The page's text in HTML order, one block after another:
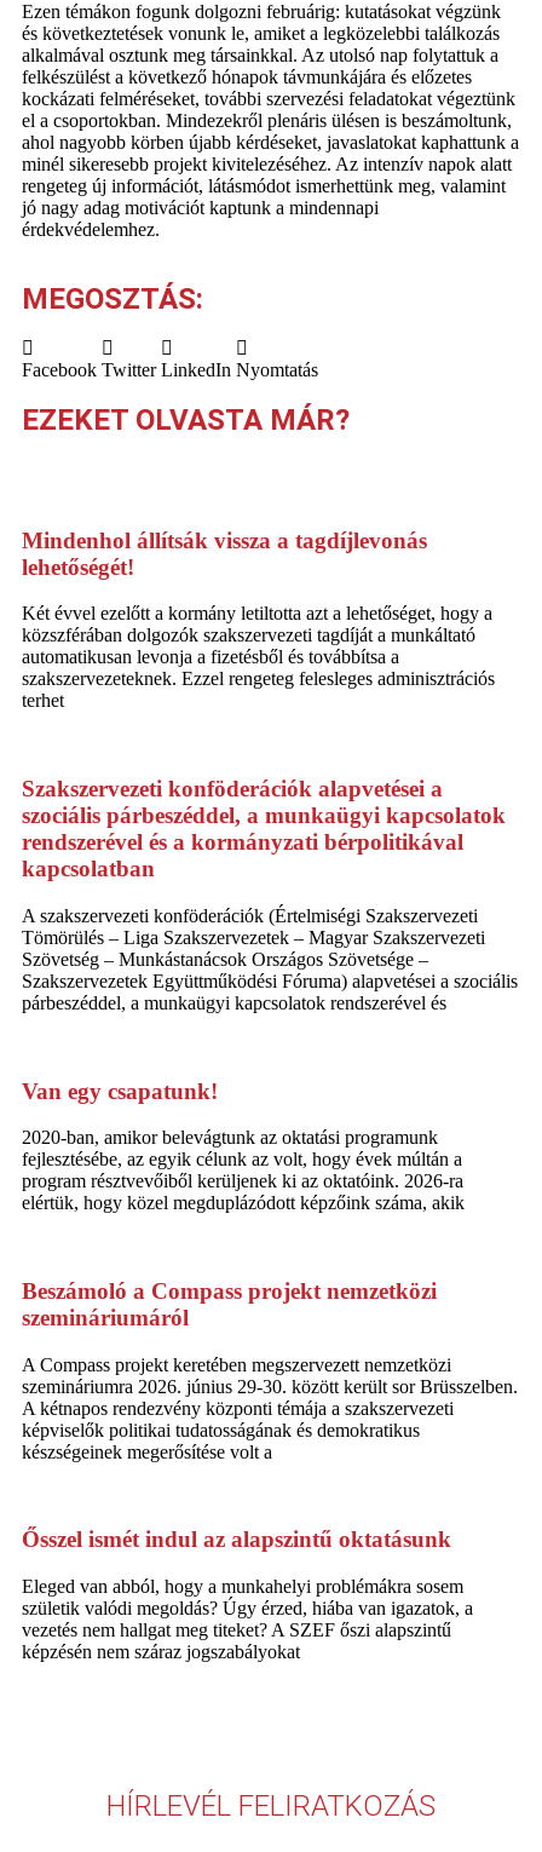
Ezen témákon fogunk dolgozni februárig: kutatásokat végzünk
és következtetések vonunk le, amiket a legközelebbi találkozás
alkalmával osztunk meg társainkkal. Az utolsó nap folytattuk a
felkészülést a következő hónapok távmunkájára és előzetes
kockázati felméréseket, további szervezési feladatokat végeztünk
el a csoportokban. Mindezekről plenáris ülésen is beszámoltunk,
ahol nagyobb körben újabb kérdéseket, javaslatokat kaphattunk a
minél sikeresebb projekt kivitelezéséhez. Az intenzív napok alatt
rengeteg új információt, látásmódot ismerhettünk meg, valamint
jó nagy adag motivációt kaptunk a mindennapi
érdekvédelemhez.
MEGOSZTÁS:
Facebook Twitter LinkedIn Nyomtatás
EZEKET OLVASTA MÁR?
Mindenhol állítsák vissza a tagdíjlevonás
lehetőségét!
Két évvel ezelőtt a kormány letiltotta azt a lehetőséget, hogy a
közszférában dolgozók szakszervezeti tagdíját a munkáltató
automatikusan levonja a fizetésből és továbbítsa a
szakszervezeteknek. Ezzel rengeteg felesleges adminisztrációs
terhet
Szakszervezeti konföderációk alapvetései a
szociális párbeszéddel, a munkaügyi kapcsolatok
rendszerével és a kormányzati bérpolitikával
kapcsolatban
A szakszervezeti konföderációk (Értelmiségi Szakszervezeti
Tömörülés – Liga Szakszervezetek – Magyar Szakszervezeti
Szövetség – Munkástanácsok Országos Szövetsége –
Szakszervezetek Együttműködési Fóruma) alapvetései a szociális
párbeszéddel, a munkaügyi kapcsolatok rendszerével és
Van egy csapatunk!
2020-ban, amikor belevágtunk az oktatási programunk
fejlesztésébe, az egyik célunk az volt, hogy évek múltán a
program résztvevőiből kerüljenek ki az oktatóink. 2026-ra
elértük, hogy közel megduplázódott képzőink száma, akik
Beszámoló a Compass projekt nemzetközi
szemináriumáról
A Compass projekt keretében megszervezett nemzetközi
szemináriumra 2026. június 29-30. között került sor Brüsszelben.
A kétnapos rendezvény központi témája a szakszervezeti
képviselők politikai tudatosságának és demokratikus
készségeinek megerősítése volt a
Ősszel ismét indul az alapszintű oktatásunk
Eleged van abból, hogy a munkahelyi problémákra sosem
születik valódi megoldás? Úgy érzed, hiába van igazatok, a
vezetés nem hallgat meg titeket? A SZEF őszi alapszintű
képzésén nem száraz jogszabályokat
HÍRLEVÉL FELIRATKOZÁS